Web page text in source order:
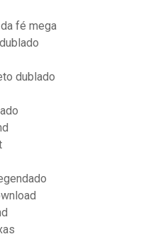
fé mega
dublado